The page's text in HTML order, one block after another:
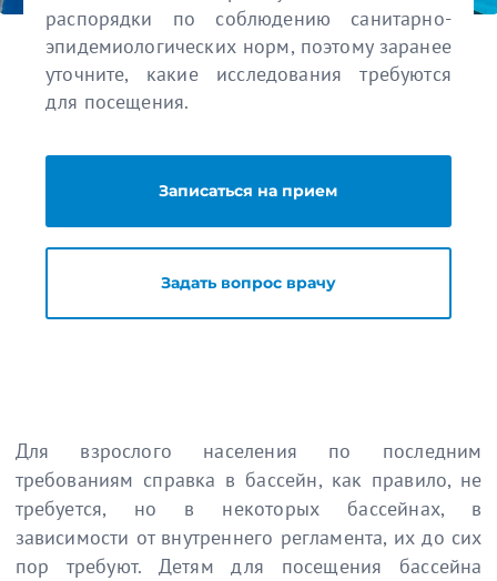
распорядки по соблюдению санитарно-
эпидемиологических норм, поэтому заранее
уточните, какие исследования требуются
для посещения.
Записаться на прием
Задать вопрос врачу
Для взрослого населения по последним
требованиям справка в бассейн, как правило, не
требуется, но в некоторых бассейнах, в
зависимости от внутреннего регламента, их до сих
пор требуют. Детям для посещения бассейна